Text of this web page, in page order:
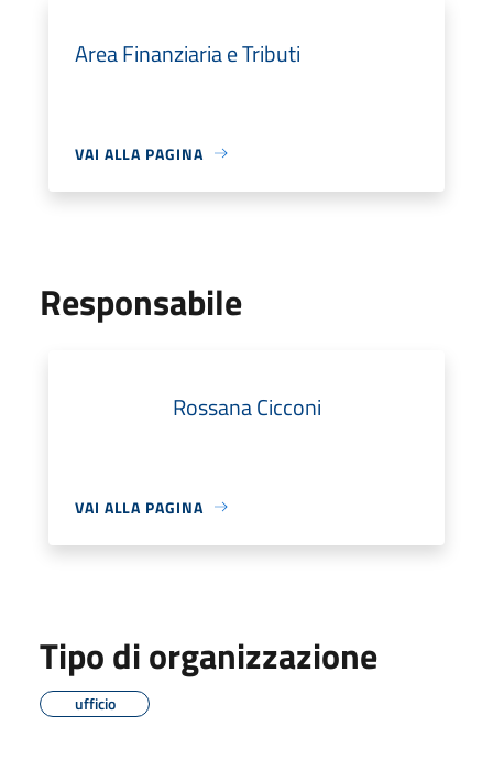
Area Finanziaria e Tributi
VAI ALLA PAGINA
Responsabile
Rossana Cicconi
VAI ALLA PAGINA
Tipo di organizzazione
ufficio